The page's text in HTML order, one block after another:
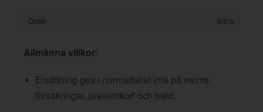
Order 5,5%
Allmänna villkor:
Ersättning ges i normalfallet inte på moms,
försäkringar, presentkort och frakt.